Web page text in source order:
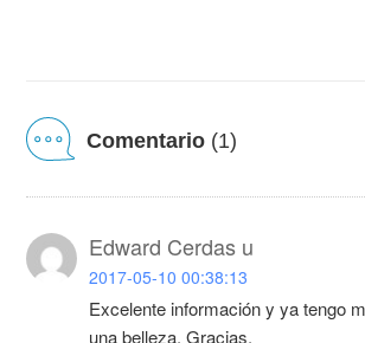
Comentario (1)
Edward Cerdas u
2017-05-10 00:38:13
Excelente información y ya tengo
una belleza. Gracias.